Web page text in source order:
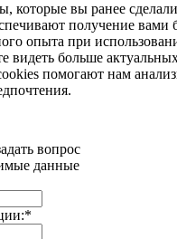
которые вы ранее
получение вами
опыта при
видеть больше
помогают нам
вопрос
данные
*